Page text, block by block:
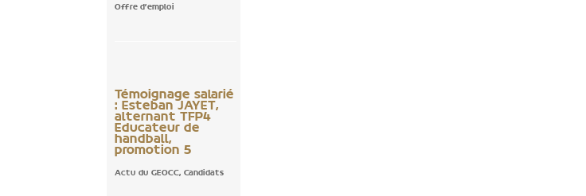
Offre d'emploi
Témoignage salarié
: Esteban JAYET,
alternant TFP4
Educateur de
handball,
promotion 5
Actu du GEOCC,Candidats